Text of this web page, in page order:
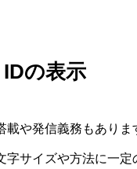
の表示
載や発信義務もありま
サイズや方法に一定